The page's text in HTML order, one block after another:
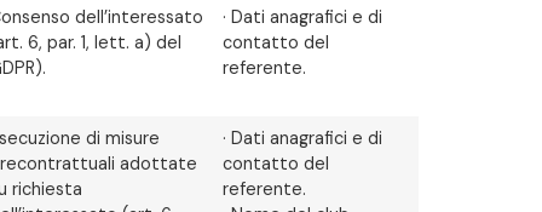
dell’interessato
6, par. 1, lett. a) del
· Dati anagrafici e di
contatto del
referente.
di misure
adottate
richiesta
· Dati anagrafici e di
contatto del
referente.